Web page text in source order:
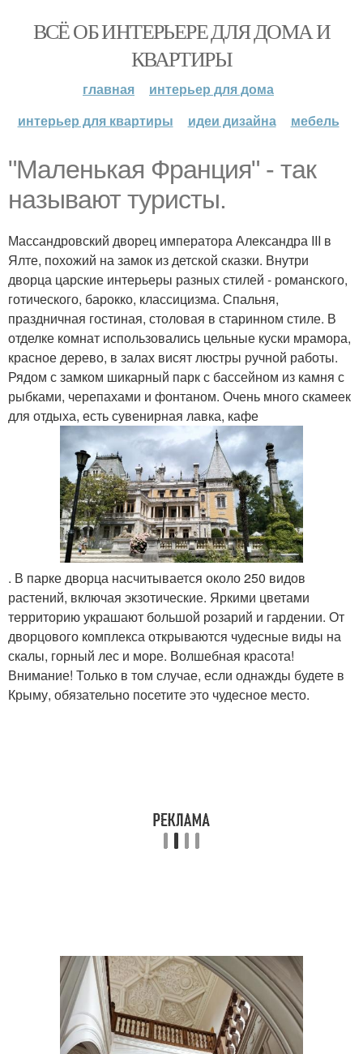
ВСЁ ОБ ИНТЕРЬЕРЕ ДЛЯ ДОМА И
КВАРТИРЫ
главная
интерьер для дома
интерьер для квартиры
идеи дизайна мебель
"Маленькая Франция" - так
называют туристы.
Массандровский дворец императора Александра III в
Ялте, похожий на замок из детской сказки. Внутри
дворца царские интерьеры разных стилей - романского,
готического, барокко, классицизма. Спальня,
праздничная гостиная, столовая в старинном стиле. В
отделке комнат использовались цельные куски мрамора,
красное дерево, в залах висят люстры ручной работы.
Рядом с замком шикарный парк с бассейном из камня с
рыбками, черепахами и фонтаном. Очень много скамеек
для отдыха, есть сувенирная лавка, кафе
. В парке дворца насчитывается около 250 видов
растений, включая экзотические. Яркими цветами
территорию украшают большой розарий и гардении. От
дворцового комплекса открываются чудесные виды на
скалы, горный лес и море. Волшебная красота!
Внимание! Только в том случае, если однажды будете в
Крыму, обязательно посетите это чудесное место.